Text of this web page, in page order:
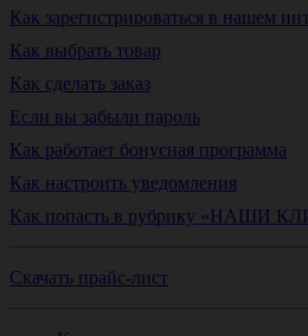
Как зарегистрироваться в нашем
Как выбрать товар
Как сделать заказ
Если вы забыли пароль
Как работает бонусная программа
Как настроить уведомления
Как попасть в рубрику «НАШИ
Скачать прайс-лист